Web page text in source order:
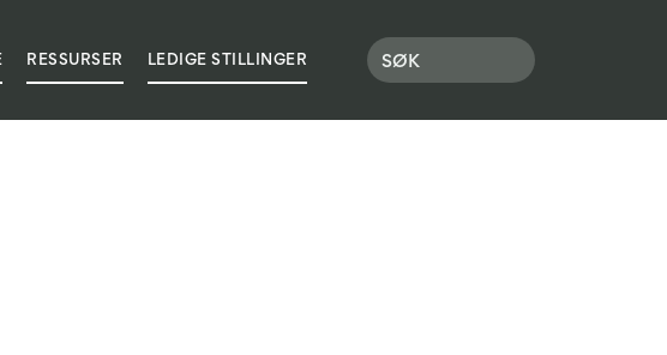
RESSURSER LEDIGE STILLINGER
INFORMASJON LOGG INN SØK SKOLEPLASS